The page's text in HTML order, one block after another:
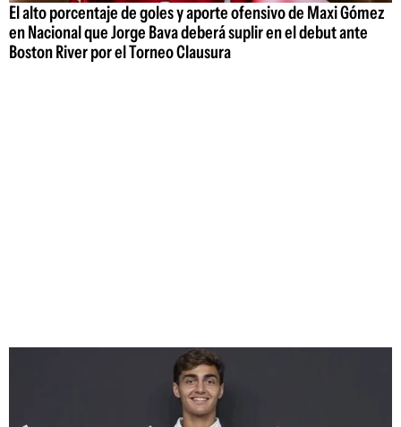
El alto porcentaje de goles y aporte ofensivo de Maxi Gómez
en Nacional que Jorge Bava deberá suplir en el debut ante
Boston River por el Torneo Clausura